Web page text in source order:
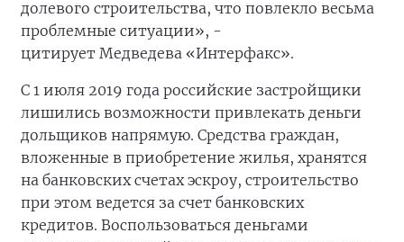
долевого строительства, что повлекло весьма
проблемные ситуации», -
цитирует Медведева «Интерфакс».
С 1 июля 2019 года российские застройщики
лишились возможности привлекать деньги
дольщиков напрямую. Средства граждан,
вложенные в приобретение жилья, хранятся
на банковских счетах эскроу, строительство
при этом ведется за счет банковских
кредитов. Воспользоваться деньгами